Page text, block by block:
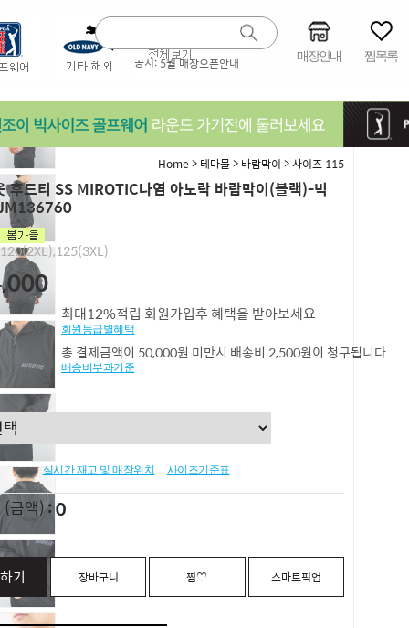
공지:5월 매장오픈안내 매장안내 찜목록
Home> 테마몰> 바람막이 >사이즈 115
후드티 SS MIROTIC나염 아노락 바람막이(블랙)-빅
최대12%적립 회원가입후 혜택을 받아보세요
회원등급별혜택
총 결제금액이 50,000원 미만시 배송비 2,500원이 청구됩니다.
배송비부과기준
실시간 재고 및 매장위치 사이즈기준표
(금액) 0
기 장바구니 찜♡ 스마트픽업